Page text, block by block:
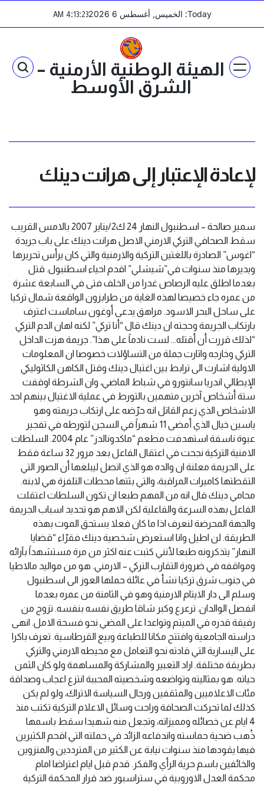
Today: الخميس, أغسطس 6 2026 4:13:24
AM
الهيئة الوطنية الأرمنية –
الشرق الأوسط
لإعادة الإعتبار إلى هرانت دينك
سمير صالحة – اسطنبول النهار 24 ك2/يناير 2007 بالامس القريب
سقط الصحافي التركي الارمني الاصل هرانت دينك على باب جريدة
“اغوس” الصادرة باللغتين التركية والارمنية والتي كان يرأس تحريرها
ويديرها منذ سنوات في”شيشلي” اقدم احياء اسطنبول. قتل
بعدما اطلق عليه الرصاص غدرا من الخلف فتى في السابعة عشرة
من عمره جاء خصيصا لهذه الغاية من طرابزون الواقعة شمال تركيا
على ساحل البحر الاسود. مراهق يدعى أوغون ساماست اعترف
بارتكاب الجريمة وحجته ان دينك قال “أنا تركي” لكنه اهان الدم التركي
“لذلك قررت أن أقتله… لست نادماً على هذا”. جريمة هزت الداخل
التركي وخارجه واثارت جملة من التساؤلات خصوصا ان المعلومات
الاولية اشارت الى ترابط بين اغتيال دينك وقتل الكاهن الكاثوليكي
الإيطالي اندريا سانتورو في شباط الماضي، وان الشرطة اوقفت
ستة أشخاص آخرين متهمين بالتورط في عملية الاغتيال بينهم احد
الاشخاص الذي زعم القاتل انه حرّضه على ارتكاب جريمته وهو
ياسين خيال الذي أمضى 11 شهراً في السجن لتورطه في تفجير
عبوة ناسفة استهدفت مطعم “ماكدونالدز” عام 2004. السلطات
الامنية التركية نجحت في اعتقال الفاعل بعد مرور 32 ساعة فقط
على الجريمة معلنة ان والده هو الذي اتصل ليبلغها أن الصور التي
التقطتها كاميرات المراقبة، والتي بثتها محطات التلفزة هي لابنه.
محامي دينك قال انه من المهم طبعا ان تكون السلطات اعتقلت
الفاعل بهذه السرعة والفاعلية لكن الاهم هو تحديد اسباب الجريمة
والجهة المحرضة لنعرف اذا ما كان فعلا يستحق الموت بهذه
الطريقة. لن اطيل وانا استعرض شخصية دينك فقرّاء “قضايا
النهار” يتذكرونه طبعا لأنني كتبت عنه اكثر من مرة مستشهداً بآرائه
ومواقفه في ضرورة التقارب التركي – الارمني. هو من مواليد مالاطيا
في جنوب شرق تركيا نشأ في عائلة حملها العوز الى اسطنبول
وسلم الى دار الايتام الارمنية وهو في الثامنة من عمره بعدما
انفصل الوالدان. ترعرع وكبر شاقا طريق نفسه بنفسه. تزوج من
رفيقة قدره في الميتم وتواعدا على المضي نحو فسحة الامل. انهى
دراسته الجامعية وافتتح مكانا للطباعة وبيع القرطاسية. تعرف باكرا
على اليسارية التي قادته نحو التعامل مع محيطه الارمني والتركي
بطريقة مختلفة. اراد التعبير والمشاركة والمساهمة ولو كان الثمن
حياته. هو بمثاليته وتواضعه وشخصيته المحببة انتزع اعجاب وصداقة
مئات الاعلاميين والمثقفين ورجال السياسة الاتراك، ولو لم يكن
كذلك لما تحركت الصحافة وراحت وسائل الاعلام التركية تكتب منذ
4 ايام عن خصائله ومميزاته، وتجعل منه شهيدا سقط باسمها
ذُهب ضحية حماسته واندفاعه الزائد في حملته التي اقحم الكثيرين
فيها يقودها منذ سنوات نيابة عن الكثير من المترددين والمنزوين
والخائفين باسم حرية الرأي والفكر. قدم قبل ايام اعتراضا امام
محكمة العدل الاوروبية في ستراسبور ضد قرار المحكمة التركية